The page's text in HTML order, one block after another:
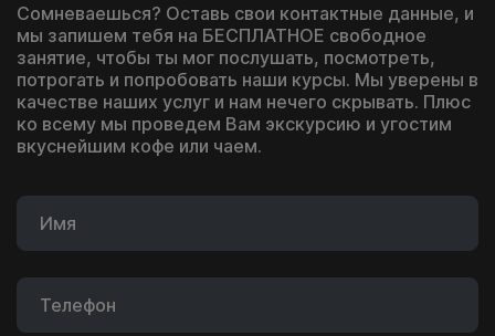
Сомневаешься? Оставь свои контактные данные, и
мы запишем тебя на БЕСПЛАТНОЕ свободное
занятие, чтобы ты мог послушать, посмотреть,
потрогать и попробовать наши курсы. Мы уверены в
качестве наших услуг и нам нечего скрывать. Плюс
ко всему мы проведем Вам экскурсию и угостим
вкуснейшим кофе или чаем.